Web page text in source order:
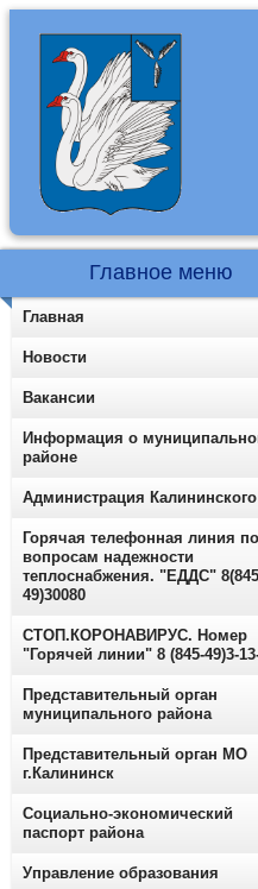
Главное меню
Главная
Новости
Вакансии
Информация о
районе
Администрация
Горячая телефонная линия по
вопросам надежности
теплоснабжения. "ЕДДС"
49)30080
СТОП.КОРОНАВИРУС. Номер
"Горячей линии" 8 (845-49)3-
Представительный орган
муниципального района
Представительный орган МО
г.Калининск
Социально-экономический
паспорт района
Управление образования